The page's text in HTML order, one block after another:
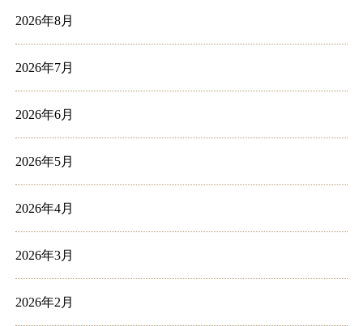
2026年8月
2026年7月
2026年6月
2026年5月
2026年4月
2026年3月
2026年2月